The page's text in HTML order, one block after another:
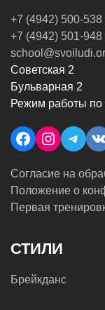
+7 (4942) 500-538
+7 (4942) 501-948
Советская 2
Бульварная 2
Режим работы по
Facebook
Согласие на
Положение о
Первая
СТИЛИ
Брейкданс